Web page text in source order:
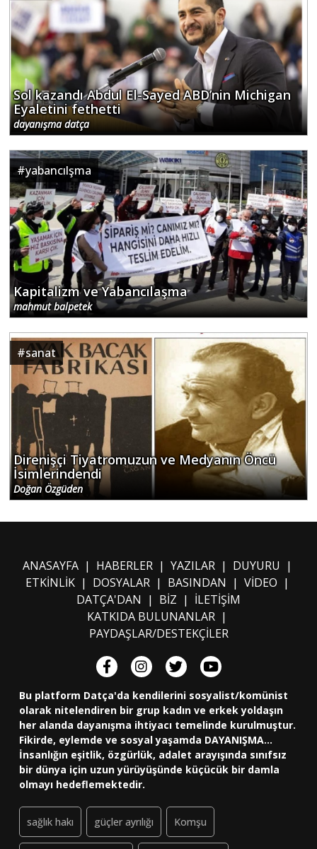
Sol kazandı Abdul El-Sayed ABD’nin Michigan
Eyaletini fethetti
dayanışma datça
#yabancılşma
Kapitalizm ve Yabancılaşma
mahmut balpetek
#sanat
Direnişçi Tiyatromuzun ve Medyanın Öncü
İsimlerindendi
Doğan Özgüden
ANASAYFA| HABERLER| YAZILAR| DUYURU |
ETKİNLİK| DOSYALAR| BASINDAN | VİDEO |
DATÇA'DAN | BİZ | İLETİŞİM
KATKIDA BULUNANLAR |
PAYDAŞLAR/DESTEKÇİLER
Bu platform Datça'da kendilerini sosyalist/komünist
olarak nitelendiren bir grup kadın ve erkek yoldaşın
her alanda dayanışma ihtiyacı temelinde kurulmuştur.
Fikirde, eylemde ve sosyal yaşamda DAYANIŞMA...
İnsanlığın eşitlik, özgürlük, adalet arayışında sınıfsız
bir dünya için uzun yürüyüşünde küçücük bir damla
olmayı hedeflemektedir.
sağlık hakı güçler ayrılığı Komşu